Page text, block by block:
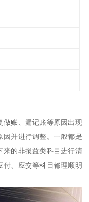
做账、漏记账等原因出现
因并进行调整。一般都是
来的非损益类科目进行清
付、应交等科目都理顺明